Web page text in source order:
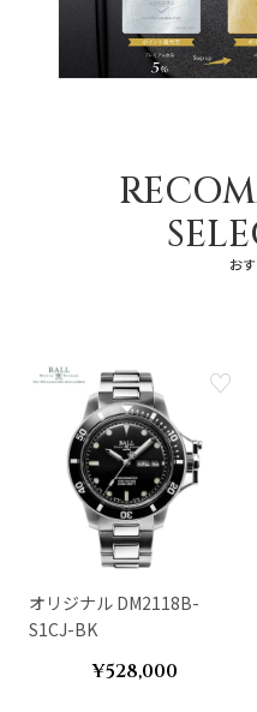
お
オリジナル DM2118B-
S1CJ-BK
¥528,000